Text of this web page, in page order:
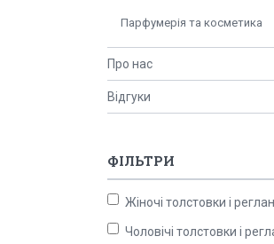
Парфумерія та косметика
Про нас
Відгуки
ФІЛЬТРИ
Жіночі толстовки і
Чоловічі толстовки і